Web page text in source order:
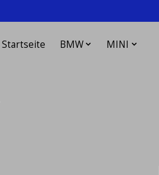
Startseite BMW MINI